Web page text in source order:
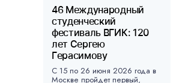
46 Международный
студенческий
фестиваль ВГИК: 120
лет Сергею
Герасимову
С 15 по 26 июня 2026 года в
Москве пройдет первый,